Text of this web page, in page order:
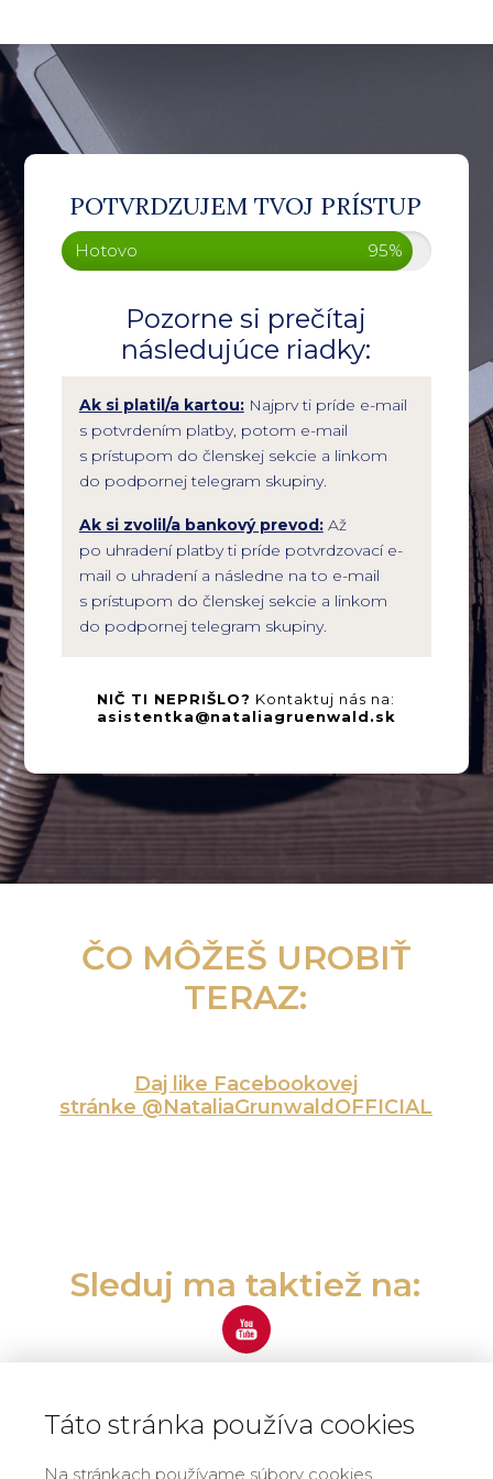
POTVRDZUJEM TVOJ PRÍSTUP
Hotovo 95%
Pozorne si prečítaj
následujúce riadky:
Ak si platil/a kartou:Najprv ti príde e-mail
s potvrdením platby, potom e-mail
s prístupom do členskej sekcie a linkom
do podpornej telegram skupiny.
Ak si zvolil/a bankový prevod:Až
po uhradení platby ti príde potvrdzovací e-
mail o uhradení a následne na to e-mail
s prístupom do členskej sekcie a linkom
do podpornej telegram skupiny.
NIČ TI NEPRIŠLO? Kontaktuj nás na:
asistentka@nataliagruenwald.sk
ČO MÔŽEŠ UROBIŤ
TERAZ:
Daj like Facebookovej
stránke @NataliaGrunwaldOFFICIAL
Sleduj ma taktiež na:
Táto stránka používa cookies
Na stránkach používame súbory cookies.